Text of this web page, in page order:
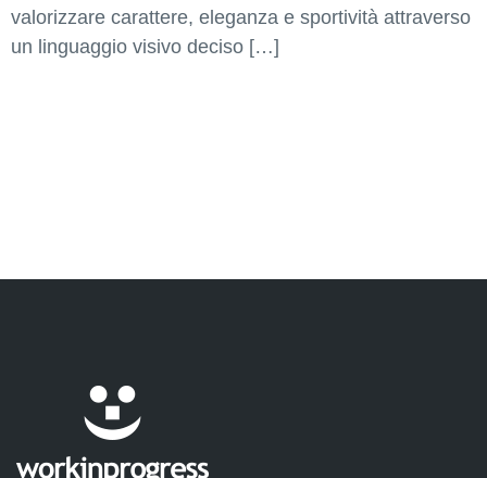
valorizzare carattere, eleganza e sportività attraverso
un linguaggio visivo deciso […]